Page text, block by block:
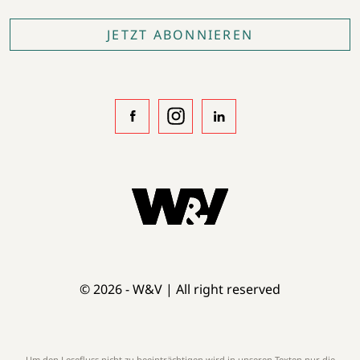
JETZT ABONNIEREN
© 2026 - W&V | All right reserved